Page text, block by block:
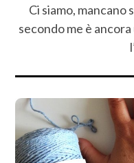
Ci siamo, mancano
secondo me è